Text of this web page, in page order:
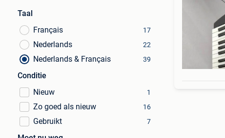
Taal
Français
17
Nederlands 22
Nederlands & Français 39
Conditie
Nieuw
1
Zo goed als nieuw 16
Gebruikt 7